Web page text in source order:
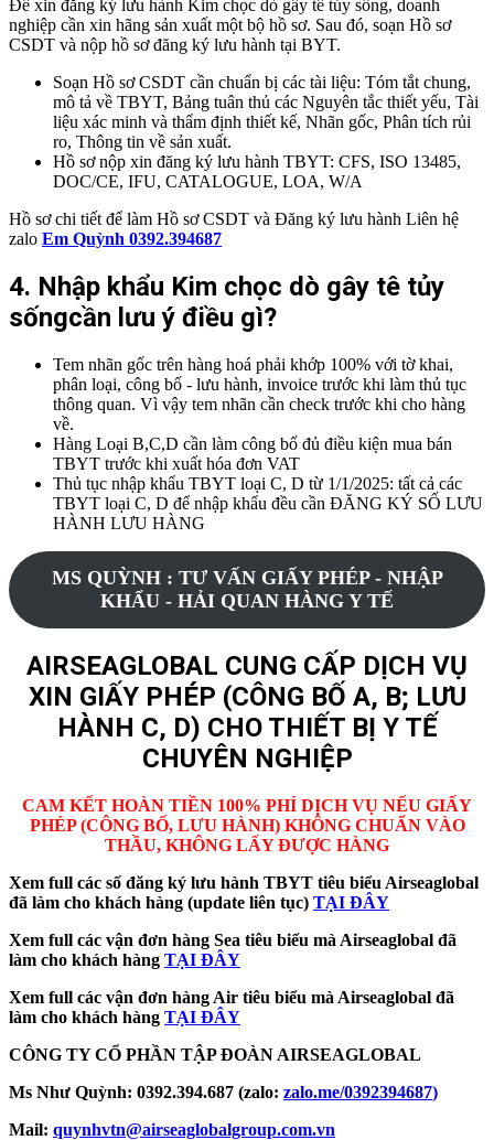
Để xin đăng ký lưu hành Kim chọc dò gây tê tủy sống, doanh
nghiệp cần xin hãng sản xuất một bộ hồ sơ. Sau đó, soạn Hồ sơ
CSDT và nộp hồ sơ đăng ký lưu hành tại BYT.
Soạn Hồ sơ CSDT cần chuẩn bị các tài liệu: Tóm tắt chung,
mô tả về TBYT, Bảng tuân thủ các Nguyên tắc thiết yếu, Tài
liệu xác minh và thẩm định thiết kế, Nhãn gốc, Phân tích rủi
ro, Thông tin về sản xuất.
Hồ sơ nộp xin đăng ký lưu hành TBYT: CFS, ISO 13485,
DOC/CE, IFU, CATALOGUE, LOA, W/A
Hồ sơ chi tiết để làm Hồ sơ CSDT và Đăng ký lưu hành Liên hệ
zalo Em Quỳnh 0392.394687
4. Nhập khẩu Kim chọc dò gây tê tủy
sốngcần lưu ý điều gì?
Tem nhãn gốc trên hàng hoá phải khớp 100% với tờ khai,
phân loại, công bố - lưu hành, invoice trước khi làm thủ tục
thông quan. Vì vậy tem nhãn cần check trước khi cho hàng
về.
Hàng Loại B,C,D cần làm công bố đủ điều kiện mua bán
TBYT trước khi xuất hóa đơn VAT
Thủ tục nhập khẩu TBYT loại C, D từ 1/1/2025: tất cả các
TBYT loại C, D để nhập khẩu đều cần ĐĂNG KÝ SỐ LƯU
HÀNH LƯU HÀNG
MS QUỲNH : TƯ VẤN GIẤY PHÉP - NHẬP
KHẨU - HẢI QUAN HÀNG Y TẾ
AIRSEAGLOBAL CUNG CẤP DỊCH VỤ
XIN GIẤY PHÉP (CÔNG BỐ A, B; LƯU
HÀNH C, D) CHO THIẾT BỊ Y TẾ
CHUYÊN NGHIỆP
CAM KẾT HOÀN TIỀN 100% PHÍ DỊCH VỤ NẾU GIẤY
PHÉP (CÔNG BỐ, LƯU HÀNH) KHÔNG CHUẨN VÀO
THẦU, KHÔNG LẤY ĐƯỢC HÀNG
Xem full các số đăng ký lưu hành TBYT tiêu biểu Airseaglobal
đã làm cho khách hàng (update liên tục) TẠI ĐÂY
Xem full các vận đơn hàng Sea tiêu biểu mà Airseaglobal đã
làm cho khách hàng TẠI ĐÂY
Xem full các vận đơn hàng Air tiêu biểu mà Airseaglobal đã
làm cho khách hàng TẠI ĐÂY
CÔNG TY CỔ PHẦN TẬP ĐOÀN AIRSEAGLOBAL
Ms Như Quỳnh: 0392.394.687 (zalo: zalo.me/0392394687)
Mail: quynhvtn@airseaglobalgroup.com.vn